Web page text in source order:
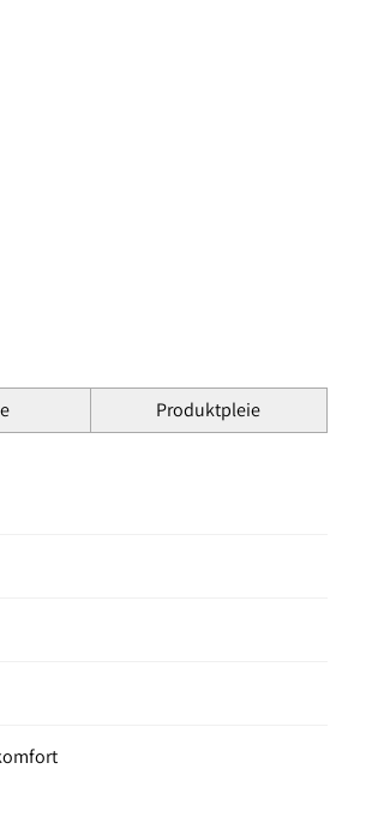
Produktpleie